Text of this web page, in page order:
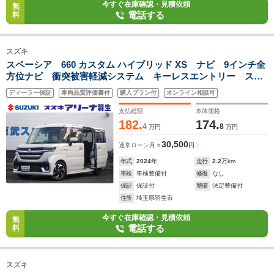
無
料
今すぐ在庫確認・見積依頼
電話する
スズキ
スペーシア 660 カスタム ハイブリッド XS ナビ 9インチ全
方位ナビ 衝突被害軽減システム キーレスエントリー スマ
ートキー プッシュスタートスイッチ オートエアコン シー
トヒーター フルフラット ロールサンシェード スリムサー
キュレーター
ディーラー保証 車両品質評価書付 購入プラン付 オンライン相談可
支払総額
182.4 万円
本体価格
174.8 万円
通常ローン 月々30,500円
年式 2024年 走行 2.2万km
車検
車検整備付 修復
なし
保証
保証付 整備
法定整備付
住所
埼玉県羽生市
無
料
今すぐ在庫確認・見積依頼
電話する
スズキ